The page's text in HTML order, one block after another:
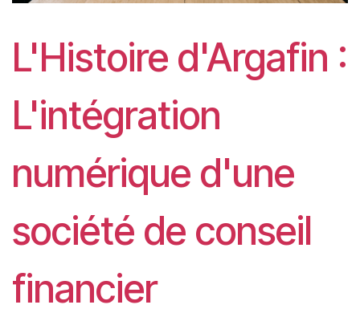
L'Histoire d'Argafin :
L'intégration
numérique d'une
société de conseil
financier